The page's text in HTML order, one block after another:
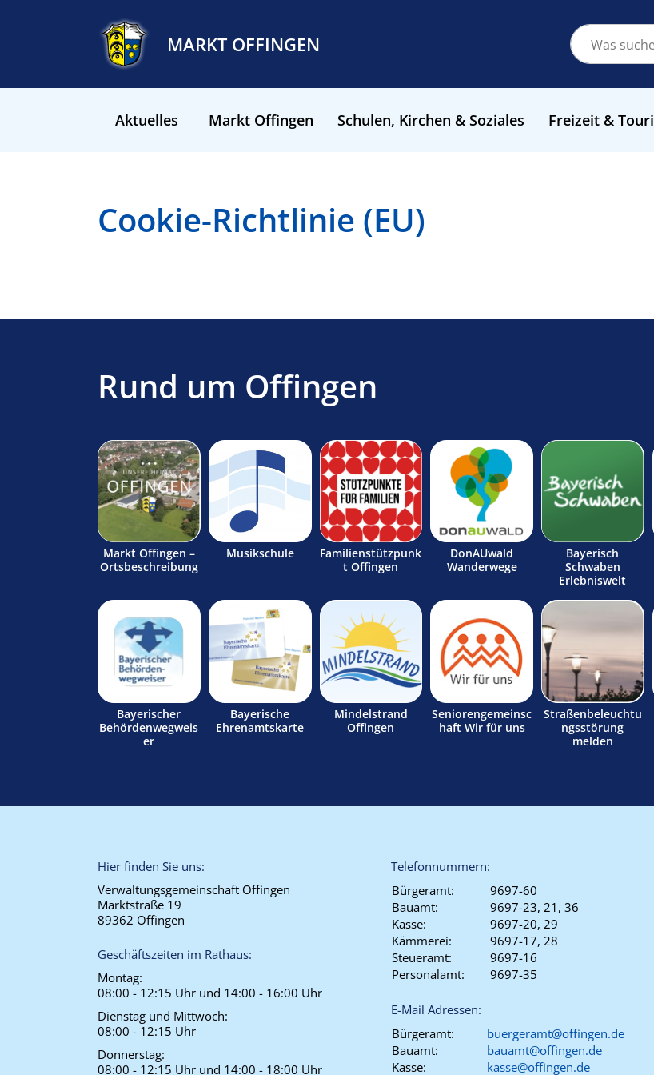
MARKT OFFINGEN
Aktuelles Markt Offingen Schulen, Kirchen & Soziales Freizeit &
Cookie-Richtlinie (EU)
Rund um Offingen
Markt Offingen –
Ortsbeschreibung
Musikschule
Familienstützpunk
t Offingen
DonAUwald
Wanderwege
Bayerisch
Schwaben
Erlebniswelt
Bayerischer
Behördenwegweis
er
Bayerische
Ehrenamtskarte
Mindelstrand
Offingen
Seniorengemeinsc
haft Wir für uns
Straßenbeleuchtu
ngsstörung
melden
Hier finden Sie uns:
Verwaltungsgemeinschaft Offingen
Marktstraße 19
89362 Offingen
Geschäftszeiten im Rathaus:
Montag:
08:00 - 12:15 Uhr und 14:00 - 16:00 Uhr
Dienstag und Mittwoch:
08:00 - 12:15 Uhr
Donnerstag:
08:00 - 12:15 Uhr und 14:00 - 18:00 Uhr
Telefonnummern:
Bürgeramt:
9697-60
Bauamt:
9697-23, 21, 36
Kasse:
9697-20, 29
Kämmerei:
9697-17, 28
Steueramt:
9697-16
Personalamt:
9697-35
E-Mail Adressen:
Bürgeramt:
buergeramt@offingen.de
Bauamt:
bauamt@offingen.de
Kasse:
kasse@offingen.de